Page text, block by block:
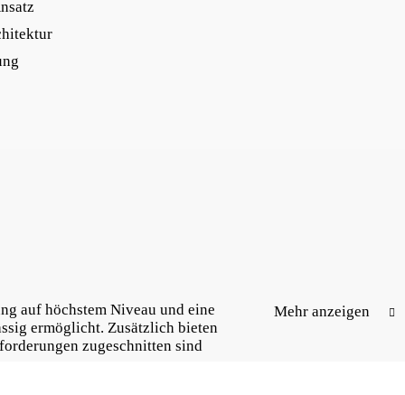
auf höchstem Niveau und eine
ermöglicht. Zusätzlich bieten
zugeschnitten sind
Mehr anzeigen